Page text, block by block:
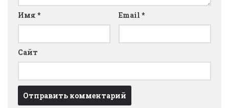
Имя * Email *
Сайт